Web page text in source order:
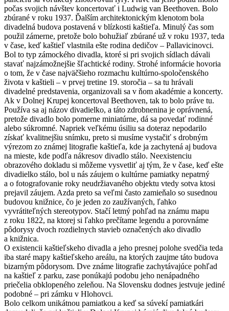
počas svojich návštev koncertovať i Ludwig van Beethoven. Bolo
zbúrané v roku 1937. Ďalším architektonickým klenotom bola
divadelná budova postavená v blízkosti kaštieľa. Minulý čas som
použil zámerne, pretože bolo bohužiaľ zbúrané už v roku 1937, teda
v čase, keď kaštieľ vlastnila ešte rodina dedičov – Pallavicinovci.
Bol to typ zámockého divadla, ktoré si pri svojich sídlach dávali
stavať najzámožnejšie šľachtické rodiny. Strohé informácie hovoria
o tom, že v čase najväčšieho rozmachu kultúrno-spoločenského
života v kaštieli – v prvej tretine 19. storočia – sa tu hrávali
divadelné predstavenia, organizovali sa v ňom akadémie a koncerty.
Ak v Dolnej Krupej koncertoval Beethoven, tak to bolo práve tu.
Používa sa aj názov divadielko, a táto zdrobnenina je oprávnená,
pretože divadlo bolo pomerne miniatúrne, dá sa povedať rodinné
alebo súkromné. Napriek veľkému úsiliu sa doteraz nepodarilo
získať kvalitnejšiu snímku, preto si musíme vystačiť s drobným
výrezom zo známej litografie kaštieľa, kde ja zachytená aj budova
na mieste, kde podľa nákresov divadlo stálo. Neexistenciu
obrazového dokladu si môžeme vysvetliť aj tým, že v čase, keď ešte
divadielko stálo, bol u nás záujem o kultúrne pamiatky nepatrný
a o fotografovanie roky neudržiavaného objektu vtedy sotva ktosi
prejavil záujem. Azda preto sa veľmi často zamieňalo so susednou
budovou knižnice, čo je jeden zo zaužívaných, ľahko
vyvrátiteľných stereotypov. Stačí letmý pohľad na známu mapu
z roku 1822, na ktorej si ľahko prečítame legendu a porovnáme
pôdorysy dvoch rozdielnych stavieb označených ako divadlo
a knižnica.
O existencii kaštieľskeho divadla a jeho presnej polohe svedčia teda
iba staré mapy kaštieľskeho areálu, na ktorých zaujme táto budova
bizarným pôdorysom. Dve známe litografie zachytávajúce pohľad
na kaštieľ z parku, zase ponúkajú podobu jeho nenápadného
priečelia obklopeného zeleňou. Na Slovensku dodnes jestvuje jediné
podobné – pri zámku v Hlohovci.
Bolo celkom unikátnou pamiatkou a keď sa súvekí pamiatkári